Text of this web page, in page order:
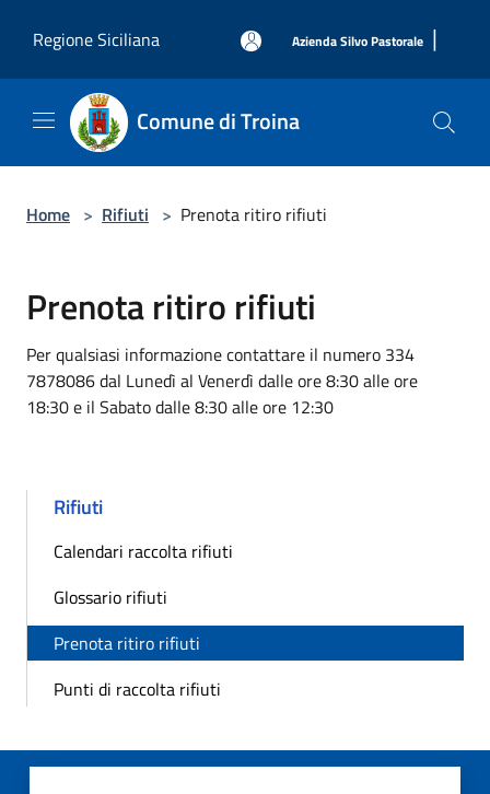
Regione Siciliana
Azienda Silvo Pastorale |
Comune di Troina
Home > Rifiuti > Prenota ritiro rifiuti
Prenota ritiro rifiuti
Per qualsiasi informazione contattare il numero 334
7878086 dal Lunedì al Venerdì dalle ore 8:30 alle ore
18:30 e il Sabato dalle 8:30 alle ore 12:30
Rifiuti
Calendari raccolta rifiuti
Glossario rifiuti
Prenota ritiro rifiuti
Punti di raccolta rifiuti